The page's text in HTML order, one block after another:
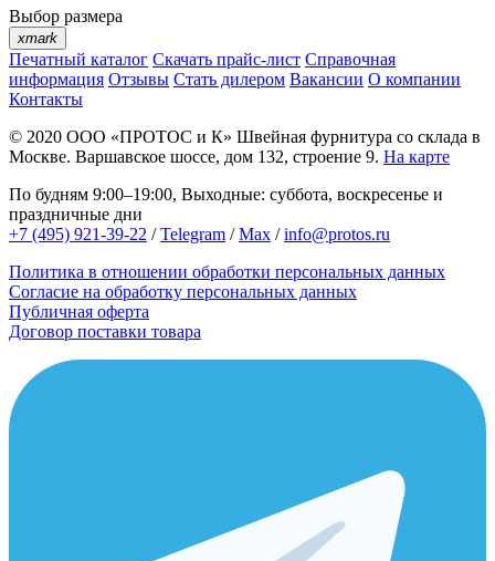
Выбор размера
xmark
Печатный каталог Скачать прайс-лист Справочная
информация Отзывы Стать дилером Вакансии О компании
Контакты
© 2020 ООО «ПРОТОС и К» Швейная фурнитура со склада в
Москве. Варшавское шоссе, дом 132, строение 9. На карте
По будням 9:00–19:00, Выходные: суббота, воскресенье и
праздничные дни
+7 (495) 921-39-22 /Telegram /Max /info@protos.ru
Политика в отношении обработки персональных данных
Согласие на обработку персональных данных
Публичная оферта
Договор поставки товара